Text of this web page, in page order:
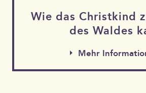
Wie das Christkind
des Waldes
Mehr